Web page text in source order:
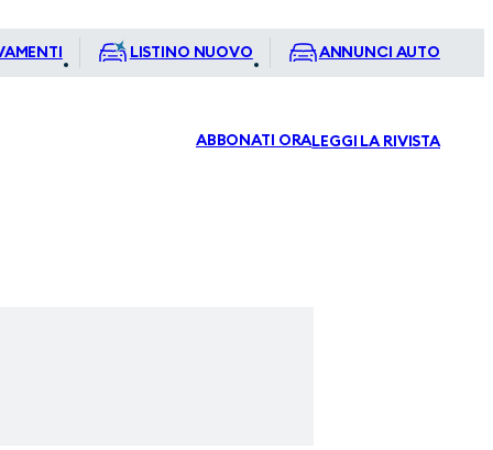
LISTINO NUOVO ANNUNCI AUTO
ABBONATI ORALEGGI LA RIVISTA